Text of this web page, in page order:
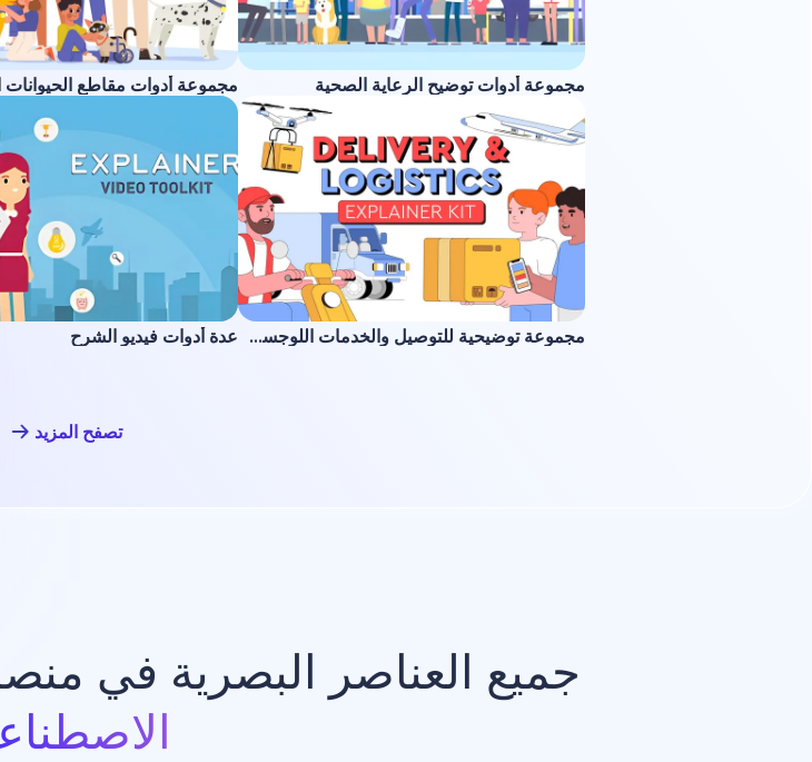
مجموعة أدوات توضيح الرعاية الصحية مجموعة أدوات مقاطع الحيوانات
مجموعة توضيحية للتوصيل والخدمات اللوجستية عدة أدوات فيديو الشرح
تصفح المزيد
جميع العناصر البصرية في